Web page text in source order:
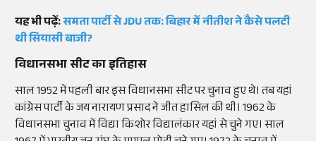
यह भी पढ़ें:समता पार्टी से JDU तक: बिहार में नीतीश ने कैसे पलटी
थी सियासी बाजी?
विधानसभा सीट का इतिहास
साल 1952 में पहली बार इस विधानसभा सीट पर चुनाव हुए थे। तब यहां
कांग्रेस पार्टी के जय नारायण प्रसाद ने जीत हासिल की थी। 1962 के
विधानसभा चुनाव में विद्या किशोर विद्यालंकार यहां से चुने गए। साल